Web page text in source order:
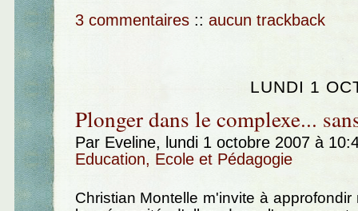
3 commentaires :: aucun trackback
LUNDI 1
Plonger dans le complexe...
Par Eveline, lundi 1 octobre 2007 à
Education, Ecole et Pédagogie
Christian Montelle m'invite à